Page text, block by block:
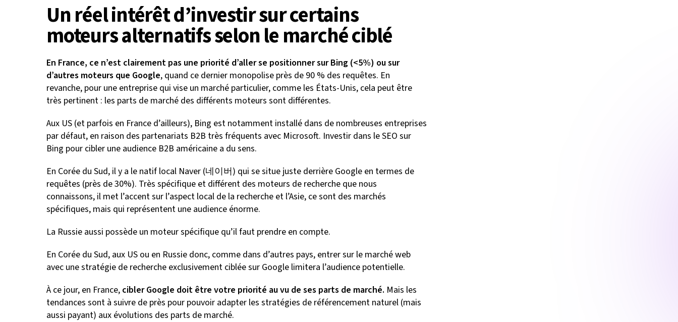
Un réel intérêt d’investir sur certains
moteurs alternatifs selon le marché ciblé
En France, ce n’est clairement pas une priorité d’aller se positionner sur Bing (<5%) ou sur
d’autres moteurs que Google, quand ce dernier monopolise près de 90 % des requêtes. En
revanche, pour une entreprise qui vise un marché particulier, comme les États-Unis, cela peut être
très pertinent : les parts de marché des différents moteurs sont différentes.
Aux US (et parfois en France d’ailleurs), Bing est notamment installé dans de nombreuses entreprises
par défaut, en raison des partenariats B2B très fréquents avec Microsoft. Investir dans le SEO sur
Bing pour cibler une audience B2B américaine a du sens.
En Corée du Sud, il y a le natif local Naver (네이버) qui se situe juste derrière Google en termes de
requêtes (près de 30%). Très spécifique et différent des moteurs de recherche que nous
connaissons, il met l’accent sur l’aspect local de la recherche et l’Asie, ce sont des marchés
spécifiques, mais qui représentent une audience énorme.
La Russie aussi possède un moteur spécifique qu’il faut prendre en compte.
En Corée du Sud, aux US ou en Russie donc, comme dans d’autres pays, entrer sur le marché web
avec une stratégie de recherche exclusivement ciblée sur Google limitera l’audience potentielle.
À ce jour, en France, cibler Google doit être votre priorité au vu de ses parts de marché. Mais les
tendances sont à suivre de près pour pouvoir adapter les stratégies de référencement naturel (mais
aussi payant) aux évolutions des parts de marché.